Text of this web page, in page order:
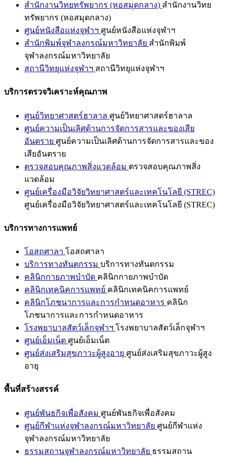
สำนักงานวิทยทรัพยากร (หอสมุดกลาง) สำนักงานวิทย
ทรัพยากร (หอสมุดกลาง)
ศูนย์หนังสือแห่งจุฬาฯ ศูนย์หนังสือแห่งจุฬาฯ
สำนักพิมพ์จุฬาลงกรณ์มหาวิทยาลัย สำนักพิมพ์
จุฬาลงกรณ์มหาวิทยาลัย
สถานีวิทยุแห่งจุฬาฯ สถานีวิทยุแห่งจุฬาฯ
บริการตรวจวิเคราะห์คุณภาพ
ศูนย์วิทยาศาสตร์ฮาลาล ศูนย์วิทยาศาสตร์ฮาลาล
ศูนย์ความเป็นเลิศด้านการจัดการสารและของเสีย
อันตราย ศูนย์ความเป็นเลิศด้านการจัดการสารและของ
เสียอันตราย
ตรวจสอบคุณภาพสิ่งแวดล้อม ตรวจสอบคุณภาพสิ่ง
แวดล้อม
ศูนย์เครื่องมือวิจัยวิทยาศาสตร์และเทคโนโลยี (STREC)
ศูนย์เครื่องมือวิจัยวิทยาศาสตร์และเทคโนโลยี (STREC)
บริการทางการแพทย์
โอสถศาลา โอสถศาลา
บริการทางทันตกรรม บริการทางทันตกรรม
คลินิกกายภาพบำบัด คลินิกกายภาพบำบัด
คลินิกเทคนิคการแพทย์ คลินิกเทคนิคการแพทย์
คลินิกโภชนาการและการกำหนดอาหาร คลินิก
โภชนาการและการกำหนดอาหาร
โรงพยาบาลสัตว์เล็กจุฬาฯ โรงพยาบาลสัตว์เล็กจุฬาฯ
ศูนย์เอ็มเน็ต ศูนย์เอ็มเน็ต
ศูนย์ส่งเสริมสุขภาวะผู้สูงอายุ ศูนย์ส่งเสริมสุขภาวะผู้สูง
อายุ
พื้นที่สร้างสรรค์
ศูนย์พันธกิจเพื่อสังคม ศูนย์พันธกิจเพื่อสังคม
ศูนย์กีฬาแห่งจุฬาลงกรณ์มหาวิทยาลัย ศูนย์กีฬาแห่ง
จุฬาลงกรณ์มหาวิทยาลัย
ธรรมสถานจุฬาลงกรณ์มหาวิทยาลัย ธรรมสถาน